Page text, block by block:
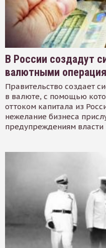
В России создадут
валютными
Правительство создает
в валюте, с помощью
оттоком капитала из
нежелание бизнеса
предупреждениям власти